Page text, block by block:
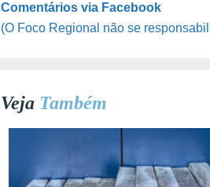
Comentários via Facebook
(O Foco Regional não se
Veja Também